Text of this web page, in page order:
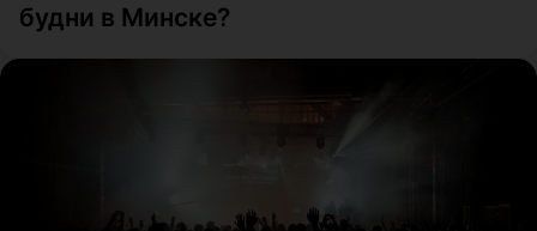
будни в Минске?